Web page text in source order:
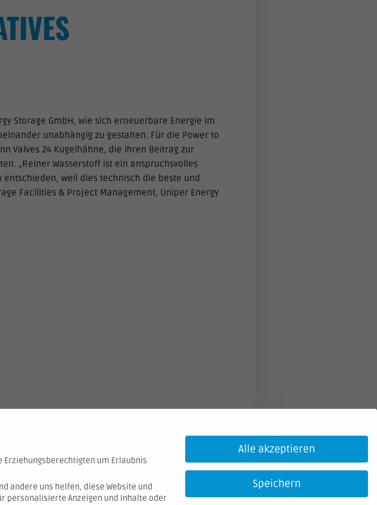
Storage GmbH, wie sich erneuerbare Energie im
unabhängig zu gestalten. Für die Power to
Valves 24 Kugelhähne, die ihren Beitrag zur
„Reiner Wasserstoff ist ein anspruchsvolles
weil dies technisch die beste und
Facilities & Project Management, Uniper Energy
Erziehungsberechtigten um Erlaubnis
andere uns helfen, diese Website und
personalisierte Anzeigen und Inhalte oder
Alle akzeptieren
Speichern